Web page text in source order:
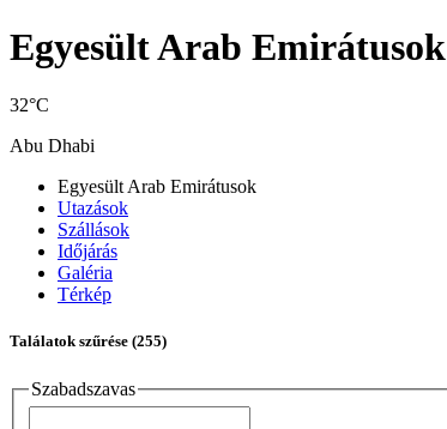
Egyesült Arab Emirátusok
32°C
Abu Dhabi
Egyesült Arab Emirátusok
Utazások
Szállások
Időjárás
Galéria
Térkép
Találatok szűrése (255)
Szabadszavas